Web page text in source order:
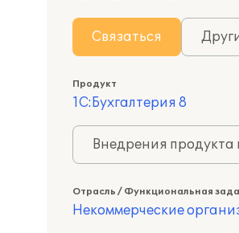
Связаться
Продукт
1С:Бухгалтерия 8
Внедрения
Отрасль / Функциональная
Некоммерческие